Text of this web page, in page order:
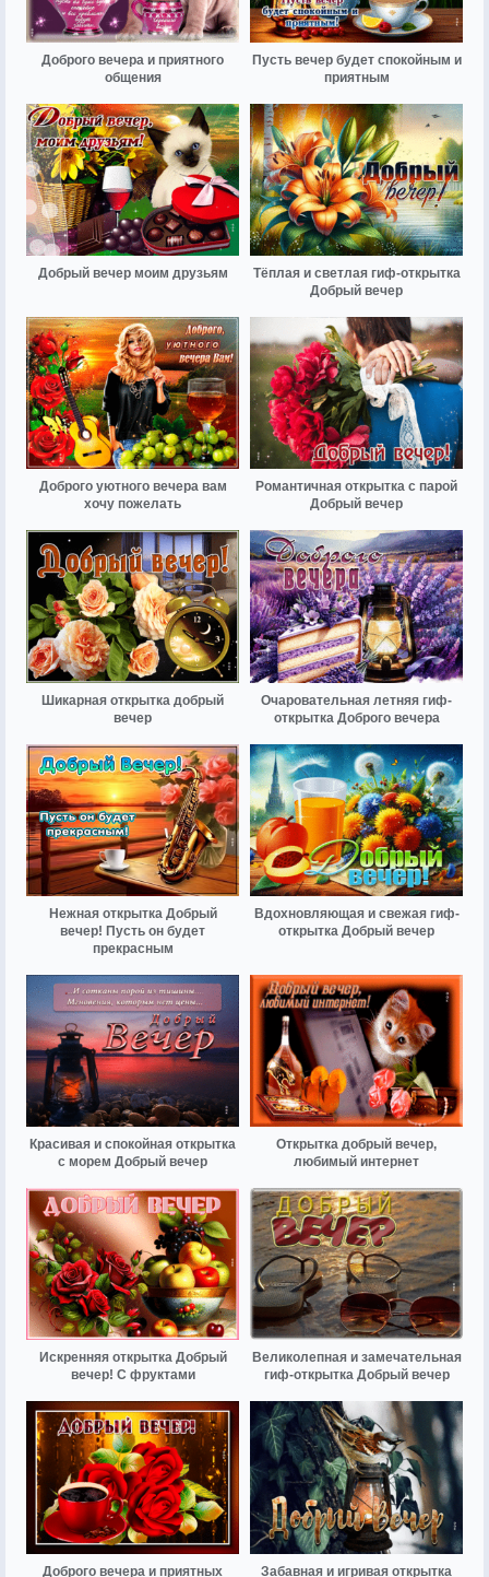
Доброго вечера и приятного
общения
Пусть вечер будет спокойным и
приятным
Добрый вечер моим друзьям
Тёплая и светлая гиф-открытка
Добрый вечер
Доброго уютного вечера вам
хочу пожелать
Романтичная открытка с парой
Добрый вечер
Шикарная открытка добрый
вечер
Очаровательная летняя гиф-
открытка Доброго вечера
Нежная открытка Добрый
вечер! Пусть он будет
прекрасным
Вдохновляющая и свежая гиф-
открытка Добрый вечер
Красивая и спокойная открытка
с морем Добрый вечер
Открытка добрый вечер,
любимый интернет
Искренняя открытка Добрый
вечер! С фруктами
Великолепная и замечательная
гиф-открытка Добрый вечер
Доброго вечера и приятных Забавная и игривая открытка